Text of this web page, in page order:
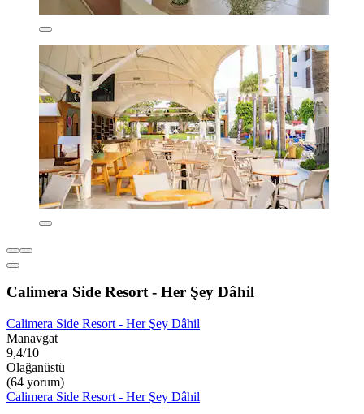
Calimera Side Resort - Her Şey Dâhil
Calimera Side Resort - Her Şey Dâhil
Manavgat
9,4/10
Olağanüstü
(64 yorum)
Calimera Side Resort - Her Şey Dâhil